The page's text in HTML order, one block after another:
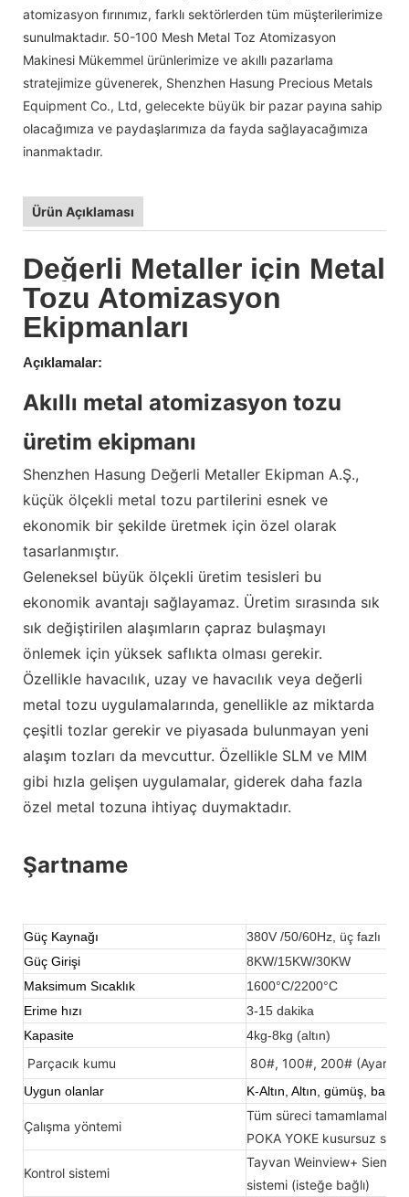
atomizasyon fırınımız, farklı sektörlerden tüm müşterilerimize
sunulmaktadır. 50-100 Mesh Metal Toz Atomizasyon
Makinesi Mükemmel ürünlerimize ve akıllı pazarlama
stratejimize güvenerek, Shenzhen Hasung Precious Metals
Equipment Co., Ltd, gelecekte büyük bir pazar payına sahip
olacağımıza ve paydaşlarımıza da fayda sağlayacağımıza
inanmaktadır.
Ürün Açıklaması
Değerli Metaller için Metal
Tozu Atomizasyon
Ekipmanları
Açıklamalar:
Akıllı metal atomizasyon tozu
üretim ekipmanı
Shenzhen Hasung Değerli Metaller Ekipman A.Ş.,
küçük ölçekli metal tozu partilerini esnek ve
ekonomik bir şekilde üretmek için özel olarak
tasarlanmıştır.
Geleneksel büyük ölçekli üretim tesisleri bu
ekonomik avantajı sağlayamaz. Üretim sırasında sık
sık değiştirilen alaşımların çapraz bulaşmayı
önlemek için yüksek saflıkta olması gerekir.
Özellikle havacılık, uzay ve havacılık veya değerli
metal tozu uygulamalarında, genellikle az miktarda
çeşitli tozlar gerekir ve piyasada bulunmayan yeni
alaşım tozları da mevcuttur. Özellikle SLM ve MIM
gibi hızla gelişen uygulamalar, giderek daha fazla
özel metal tozuna ihtiyaç duymaktadır.
Şartname
Güç Kaynağı
380V /50/60Hz, üç fazlı
Güç Girişi
8KW/15KW/30KW
Maksimum Sıcaklık
1600°C/2200°C
Erime hızı
3-15 dakika
Kapasite
4kg-8kg (altın)
Parçacık kumu 80#, 100#, 200#
Uygun olanlar K-Altın, Altın, gümüş, bakır,
Çalışma yöntemi
Tüm süreci tamamlamak
POKA YOKE kusursuz
Kontrol sistemi
Tayvan Weinview+
sistemi (isteğe bağlı)